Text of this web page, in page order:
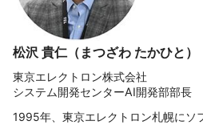
松沢 貴仁（まつざわ たかひと）
東京エレクトロン株式会社
システム開発センターAI開発部部長
1995年、東京エレクトロン札幌にソ